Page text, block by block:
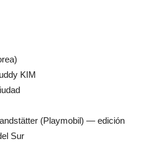
KIM
(Playmobil) — edición
Sur